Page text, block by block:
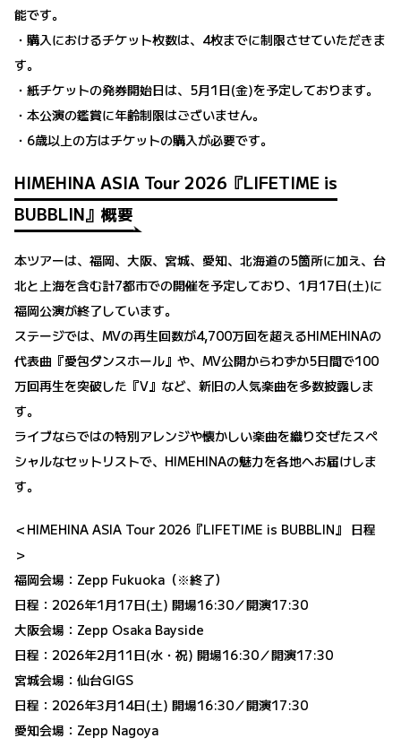
能です。
・購入におけるチケット枚数は、4枚までに制限させていただきま
す。
・紙チケットの発券開始日は、5月1日(金)を予定しております。
・本公演の鑑賞に年齢制限はございません。
・6歳以上の方はチケットの購入が必要です。
HIMEHINA ASIA Tour 2026『LIFETIME is
BUBBLIN』概要
本ツアーは、福岡、大阪、宮城、愛知、北海道の5箇所に加え、台
北と上海を含む計7都市での開催を予定しており、1月17日(土)に
福岡公演が終了しています。
ステージでは、MVの再生回数が4,700万回を超えるHIMEHINAの
代表曲『愛包ダンスホール』や、MV公開からわずか5日間で100
万回再生を突破した『V』など、新旧の人気楽曲を多数披露しま
す。
ライブならではの特別アレンジや懐かしい楽曲を織り交ぜたスペ
シャルなセットリストで、HIMEHINAの魅力を各地へお届けしま
す。
＜HIMEHINA ASIA Tour 2026『LIFETIME is BUBBLIN』 日程
＞
福岡会場：Zepp Fukuoka（※終了）
日程：2026年1月17日(土) 開場16:30／開演17:30
大阪会場：Zepp Osaka Bayside
日程：2026年2月11日(水・祝) 開場16:30／開演17:30
宮城会場：仙台GIGS
日程：2026年3月14日(土) 開場16:30／開演17:30
愛知会場：Zepp Nagoya